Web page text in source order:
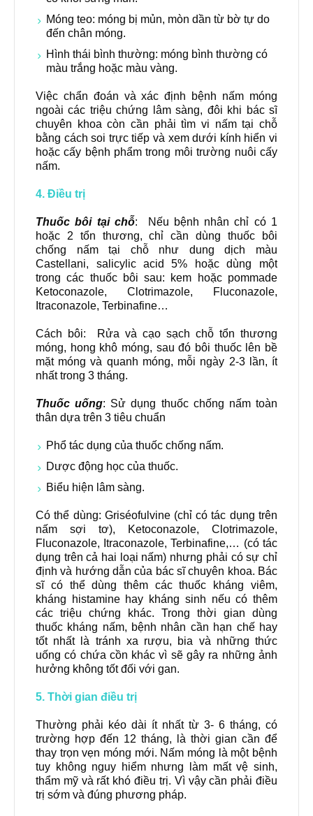
Móng teo: móng bị mủn, mòn dần từ bờ tự do
đến chân móng.
Hình thái bình thường: móng bình thường có
màu trắng hoặc màu vàng.
Việc chẩn đoán và xác định bệnh nấm móng
ngoài các triệu chứng lâm sàng, đôi khi bác sĩ
chuyên khoa còn cần phải tìm vi nấm tại chỗ
bằng cách soi trực tiếp và xem dưới kính hiển vi
hoặc cấy bệnh phẩm trong môi trường nuôi cấy
nấm.
4. Ðiều trị
Thuốc bôi tại chỗ: Nếu bệnh nhân chỉ có 1
hoặc 2 tổn thương, chỉ cần dùng thuốc bôi
chống nấm tại chỗ như dung dịch màu
Castellani, salicylic acid 5% hoặc dùng một
trong các thuốc bôi sau: kem hoặc pommade
Ketoconazole, Clotrimazole, Fluconazole,
Itraconazole, Terbinafine…
Cách bôi: Rửa và cạo sạch chỗ tổn thương
móng, hong khô móng, sau đó bôi thuốc lên bề
mặt móng và quanh móng, mỗi ngày 2-3 lần, ít
nhất trong 3 tháng.
Thuốc uống: Sử dụng thuốc chống nấm toàn
thân dựa trên 3 tiêu chuẩn
Phổ tác dụng của thuốc chống nấm.
Dược động học của thuốc.
Biểu hiện lâm sàng.
Có thể dùng: Griséofulvine (chỉ có tác dụng trên
nấm sợi tơ), Ketoconazole, Clotrimazole,
Fluconazole, Itraconazole, Terbinafine,… (có tác
dụng trên cả hai loại nấm) nhưng phải có sự chỉ
định và hướng dẫn của bác sĩ chuyên khoa. Bác
sĩ có thể dùng thêm các thuốc kháng viêm,
kháng histamine hay kháng sinh nếu có thêm
các triệu chứng khác. Trong thời gian dùng
thuốc kháng nấm, bệnh nhân cần hạn chế hay
tốt nhất là tránh xa rượu, bia và những thức
uống có chứa cồn khác vì sẽ gây ra những ảnh
hưởng không tốt đối với gan.
5. Thời gian điều trị
Thường phải kéo dài ít nhất từ 3- 6 tháng, có
trường hợp đến 12 tháng, là thời gian cần để
thay trọn vẹn móng mới. Nấm móng là một bệnh
tuy không nguy hiểm nhưng làm mất vệ sinh,
thẩm mỹ và rất khó điều trị. Vì vậy cần phải điều
trị sớm và đúng phương pháp.